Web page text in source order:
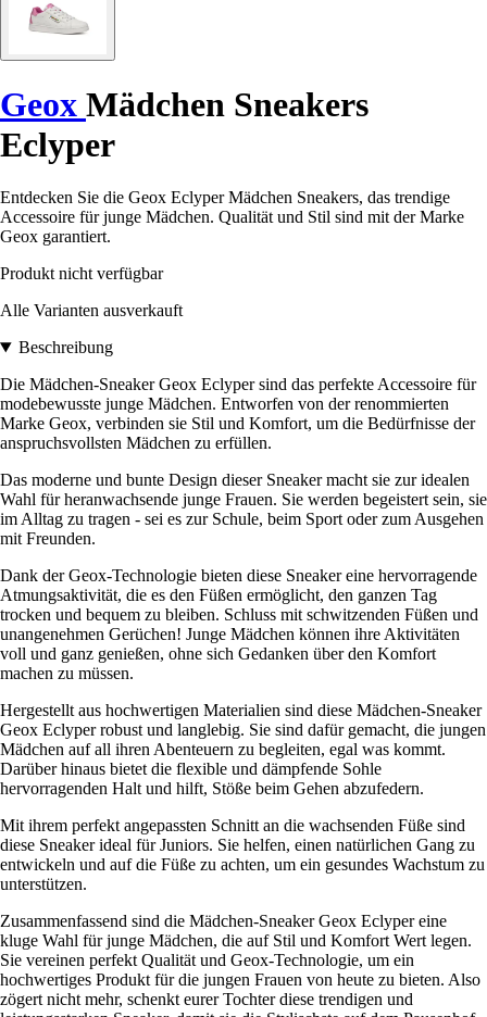
Geox Mädchen Sneakers
Eclyper
Entdecken Sie die Geox Eclyper Mädchen Sneakers, das trendige
Accessoire für junge Mädchen. Qualität und Stil sind mit der Marke
Geox garantiert.
Produkt nicht verfügbar
Alle Varianten ausverkauft
Beschreibung
Die Mädchen-Sneaker Geox Eclyper sind das perfekte Accessoire für
modebewusste junge Mädchen. Entworfen von der renommierten
Marke Geox, verbinden sie Stil und Komfort, um die Bedürfnisse der
anspruchsvollsten Mädchen zu erfüllen.
Das moderne und bunte Design dieser Sneaker macht sie zur idealen
Wahl für heranwachsende junge Frauen. Sie werden begeistert sein, sie
im Alltag zu tragen - sei es zur Schule, beim Sport oder zum Ausgehen
mit Freunden.
Dank der Geox-Technologie bieten diese Sneaker eine hervorragende
Atmungsaktivität, die es den Füßen ermöglicht, den ganzen Tag
trocken und bequem zu bleiben. Schluss mit schwitzenden Füßen und
unangenehmen Gerüchen! Junge Mädchen können ihre Aktivitäten
voll und ganz genießen, ohne sich Gedanken über den Komfort
machen zu müssen.
Hergestellt aus hochwertigen Materialien sind diese Mädchen-Sneaker
Geox Eclyper robust und langlebig. Sie sind dafür gemacht, die jungen
Mädchen auf all ihren Abenteuern zu begleiten, egal was kommt.
Darüber hinaus bietet die flexible und dämpfende Sohle
hervorragenden Halt und hilft, Stöße beim Gehen abzufedern.
Mit ihrem perfekt angepassten Schnitt an die wachsenden Füße sind
diese Sneaker ideal für Juniors. Sie helfen, einen natürlichen Gang zu
entwickeln und auf die Füße zu achten, um ein gesundes Wachstum zu
unterstützen.
Zusammenfassend sind die Mädchen-Sneaker Geox Eclyper eine
kluge Wahl für junge Mädchen, die auf Stil und Komfort Wert legen.
Sie vereinen perfekt Qualität und Geox-Technologie, um ein
hochwertiges Produkt für die jungen Frauen von heute zu bieten. Also
zögert nicht mehr, schenkt eurer Tochter diese trendigen und